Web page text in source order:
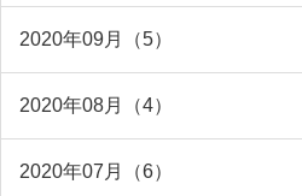
2020年09月（5）
2020年08月（4）
2020年07月（6）